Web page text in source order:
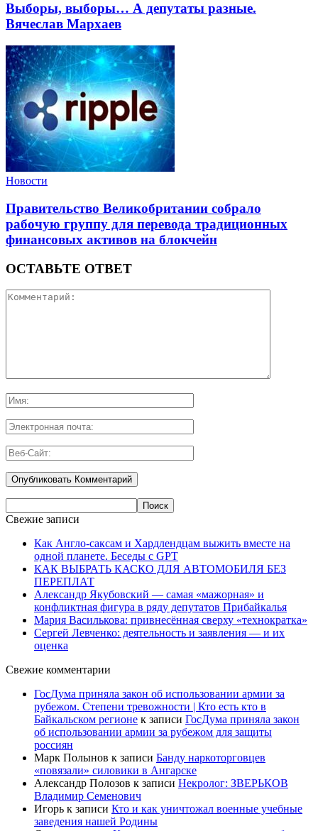
Выборы, выборы… А депутаты разные.
Вячеслав Мархаев
Новости
Правительство Великобритании собрало
рабочую группу для перевода традиционных
финансовых активов на блокчейн
ОСТАВЬТЕ ОТВЕТ
Свежие записи
Как Англо-саксам и Хардлендцам выжить вместе на
одной планете. Беседы с GPT
КАК ВЫБРАТЬ КАСКО ДЛЯ АВТОМОБИЛЯ БЕЗ
ПЕРЕПЛАТ
Александр Якубовский — самая «мажорная» и
конфликтная фигура в ряду депутатов Прибайкалья
Мария Василькова: привнесённая сверху «технократка»
Сергей Левченко: деятельность и заявления — и их
оценка
Свежие комментарии
ГосДума приняла закон об использовании армии за
рубежом. Степени тревожности | Кто есть кто в
Байкальском регионе к записи ГосДума приняла закон
об использовании армии за рубежом для защиты
россиян
Марк Полынов к записи Банду наркоторговцев
«повязали» силовики в Ангарске
Александр Полозов к записи Некролог: ЗВЕРЬКОВ
Владимир Семенович
Игорь к записи Кто и как уничтожал военные учебные
заведения нашей Родины